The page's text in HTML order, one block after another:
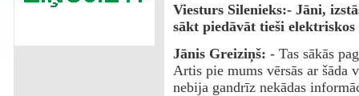
Viesturs Silenieks:- Jāni,
sākt piedāvāt tieši elektriskos
Jānis Greiziņš: - Tas sākās
Artis pie mums vērsās ar šāda
nebija gandrīz nekādas